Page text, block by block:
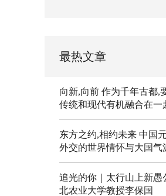
最热文章
向新,向前 作为千年古都,
传统和现代有机融合在一
东方之约,相约未来 中国
外交的世界情怀与大国气
追光的你｜太行山上新愚
北农业大学教授李保国